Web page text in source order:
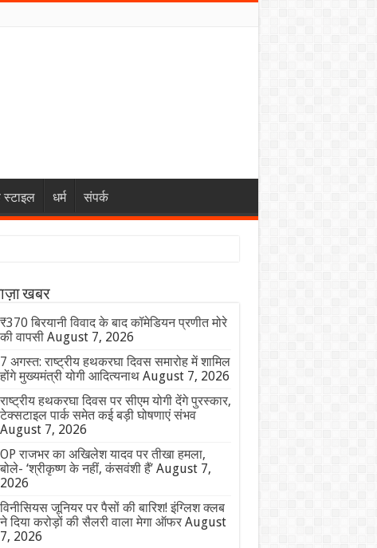
धर्म संपर्क
खबर
₹370 बिरयानी विवाद के बाद कॉमेडियन प्रणीत मोरे
की वापसी August 7, 2026
7 अगस्त: राष्ट्रीय हथकरघा दिवस समारोह में शामिल
होंगे मुख्यमंत्री योगी आदित्यनाथ August 7, 2026
राष्ट्रीय हथकरघा दिवस पर सीएम योगी देंगे पुरस्कार,
टेक्सटाइल पार्क समेत कई बड़ी घोषणाएं संभव
August 7, 2026
OP राजभर का अखिलेश यादव पर तीखा हमला,
बोले- ‘श्रीकृष्ण के नहीं, कंसवंशी हैं’ August 7,
2026
विनीसियस जूनियर पर पैसों की बारिश! इंग्लिश क्लब
ने दिया करोड़ों की सैलरी वाला मेगा ऑफर August
7, 2026